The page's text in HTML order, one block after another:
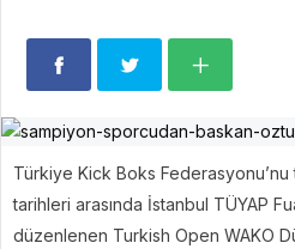
Türkiye Kick Boks Federasyonu’nu
tarihleri arasında İstanbul TÜYAP
düzenlenen Turkish Open WAKO